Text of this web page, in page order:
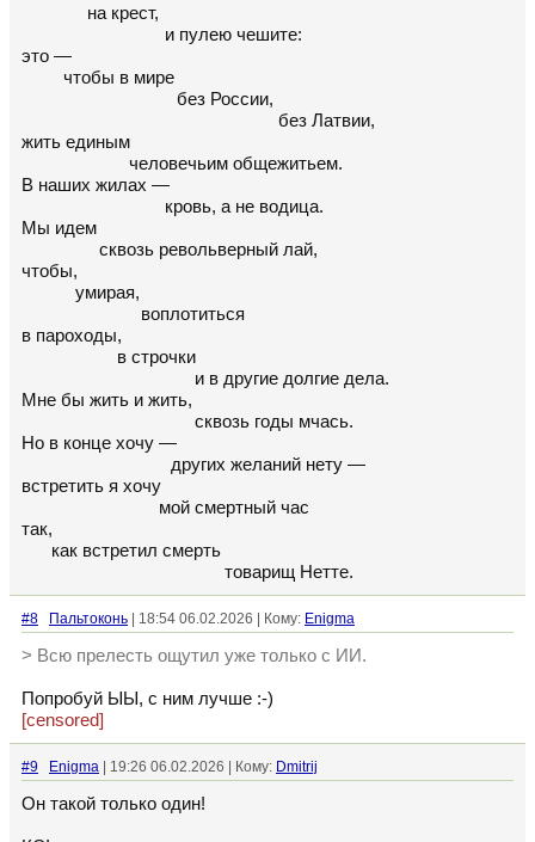
на крест,
и пулею чешите:
это —
чтобы в мире
без России,
без Латвии,
жить единым
человечьим общежитьем.
В наших жилах —
кровь, а не водица.
Мы идем
сквозь револьверный лай,
чтобы,
умирая,
воплотиться
в пароходы,
в строчки
и в другие долгие дела.
Мне бы жить и жить,
сквозь годы мчась.
Но в конце хочу —
других желаний нету —
встретить я хочу
мой смертный час
так,
как встретил смерть
товарищ Нетте.
#8 Пальтоконь | 18:54 06.02.2026 | Кому: Enigma
> Всю прелесть ощутил уже только с ИИ.
Попробуй ЫЫ, с ним лучше :-)
[censored]
#9 Enigma | 19:26 06.02.2026 | Кому: Dmitrij
Он такой только один!